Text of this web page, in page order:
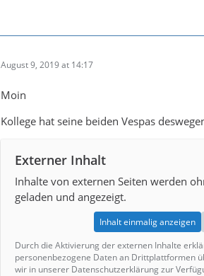
August 9, 2019 at 14:17
Moin
Kollege hat seine beiden Vespas
Externer Inhalt
Inhalte von externen Seiten werden
geladen und angezeigt.
Inhalt einmalig anzeigen
Durch die Aktivierung der externen Inhalte
personenbezogene Daten an Drittplattformen
wir in unserer Datenschutzerklärung zur